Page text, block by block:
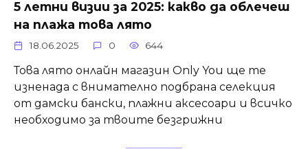
5 летни визии за 2025: какво да облечеш
на плажа това лято
18.06.2025 0 644
Това лято онлайн магазин Only You ще те
изненада с внимателно подбрана селекция
от дамски бански, плажни аксесоари и всичко
необходимо за твоите безгрижни